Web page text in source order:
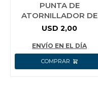
PUNTA DE
ATORNILLADOR DE
IMPACTO 6´´ INGCO
USD 2,00
ENVÍO EN EL DÍA